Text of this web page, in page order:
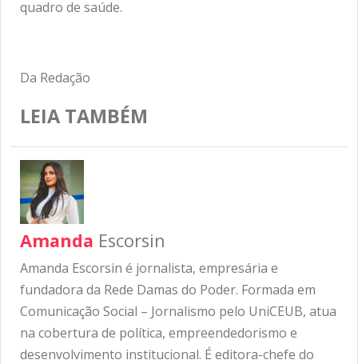
quadro de saúde.
Da Redação
LEIA TAMBÉM
Amanda Escorsin
Amanda Escorsin é jornalista, empresária e
fundadora da Rede Damas do Poder. Formada em
Comunicação Social – Jornalismo pelo UniCEUB, atua
na cobertura de política, empreendedorismo e
desenvolvimento institucional. É editora-chefe do